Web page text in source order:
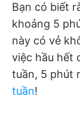
Bạn có biết
khoảng 5
này có vẻ
việc hầu hết
tuần, 5 phút
tuần!